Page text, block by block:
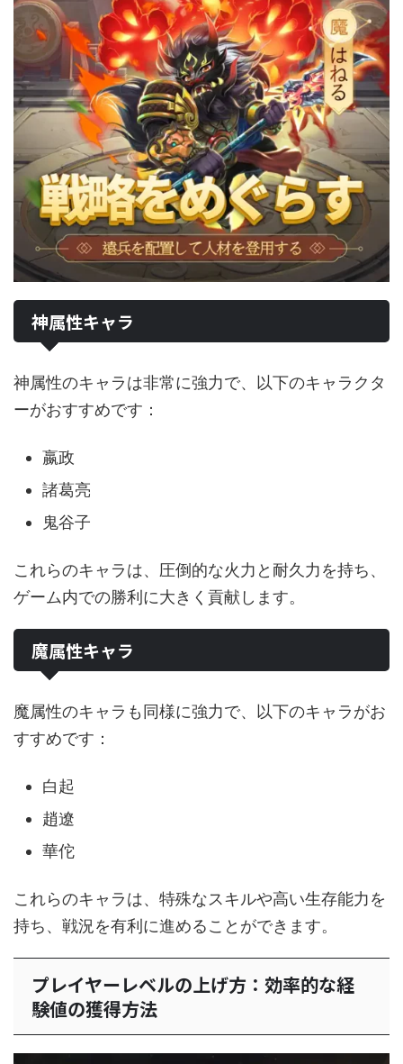
神属性キャラ
神属性のキャラは非常に強力で、以下のキャラクタ
ーがおすすめです：
嬴政
諸葛亮
鬼谷子
これらのキャラは、圧倒的な火力と耐久力を持ち、
ゲーム内での勝利に大きく貢献します。
魔属性キャラ
魔属性のキャラも同様に強力で、以下のキャラがお
すすめです：
白起
趙遼
華佗
これらのキャラは、特殊なスキルや高い生存能力を
持ち、戦況を有利に進めることができます。
プレイヤーレベルの上げ方：効率的な経
験値の獲得方法